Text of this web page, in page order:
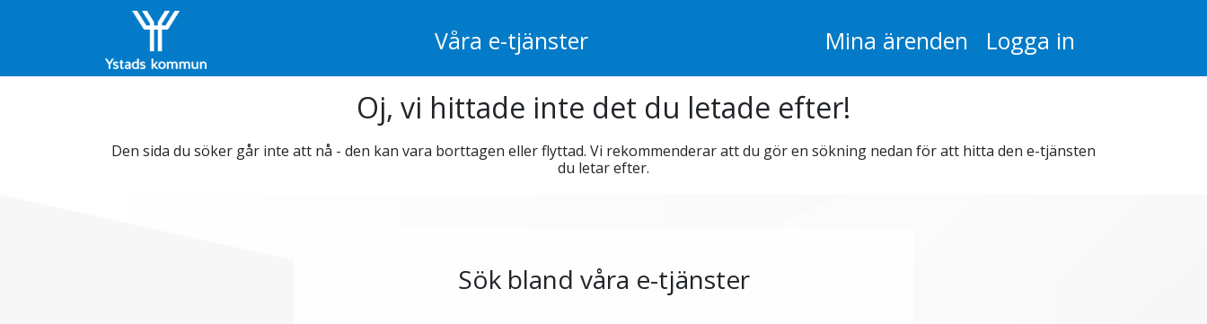
Våra e-tjänster Mina ärenden Logga in
Oj, vi hittade inte det du letade efter!
Den sida du söker går inte att nå - den kan vara borttagen eller flyttad. Vi rekommenderar att du gör en sökning nedan för att hitta den e-tjänsten
du letar efter.
Sök bland våra e-tjänster